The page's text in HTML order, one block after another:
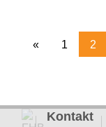
« 1 2
Kontakt